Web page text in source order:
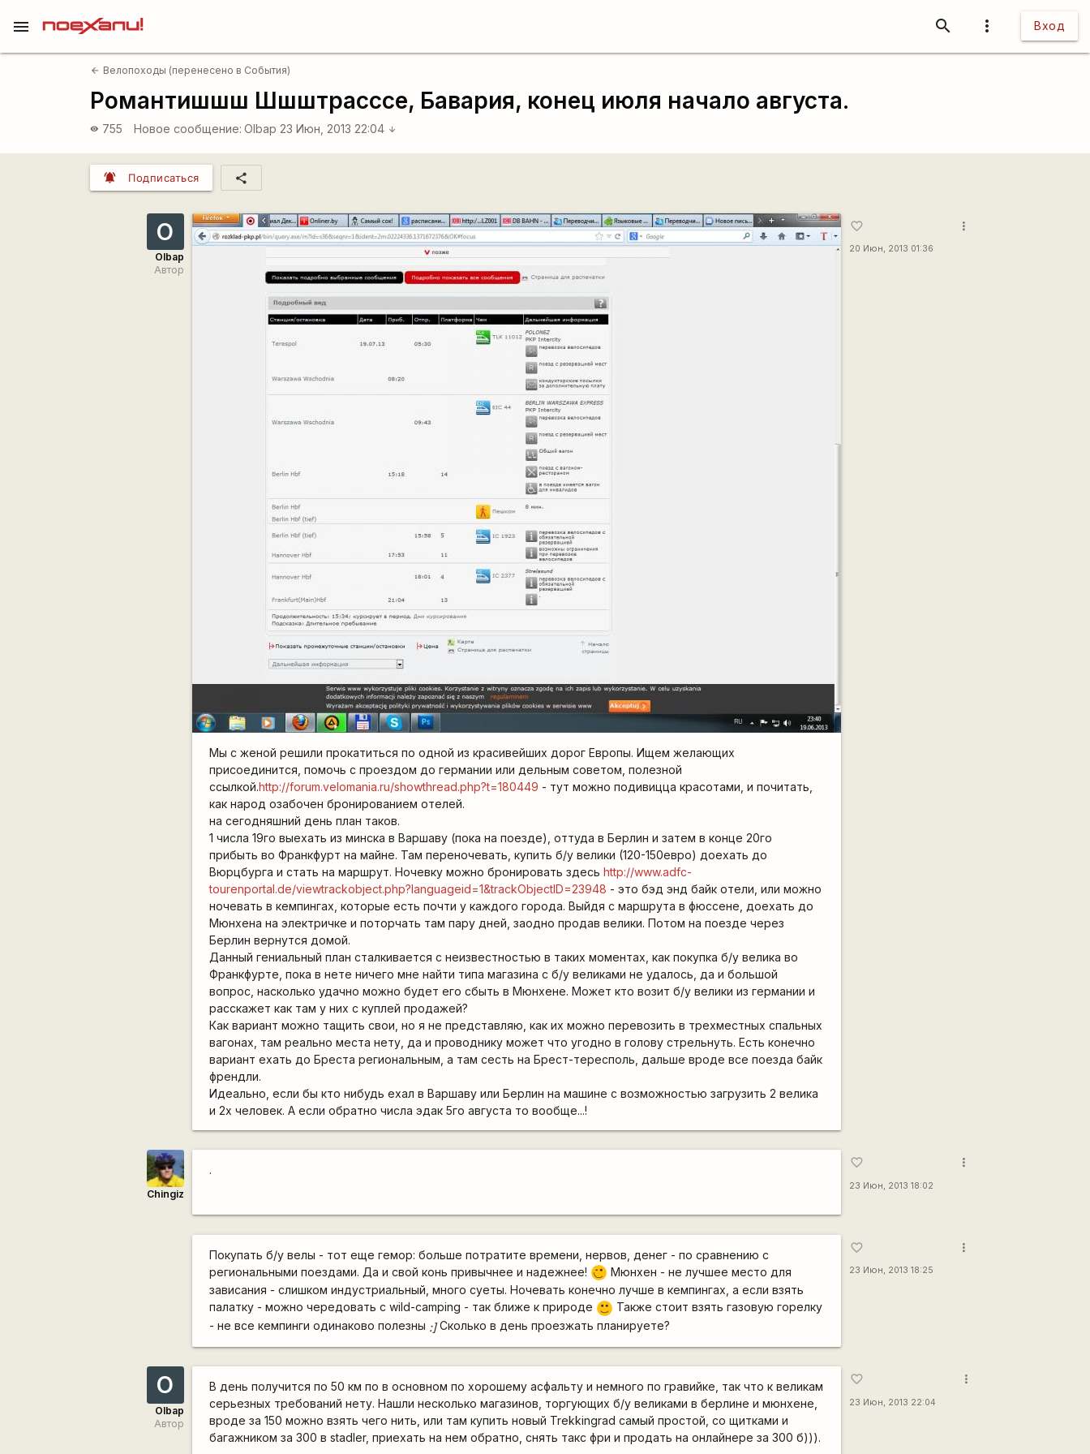
more_vert Вход
search
menu
arrow_back Велопоходы (перенесено в События)
Романтишшш Шшштрасссе, Бавария, конец июля начало августа.
visibility 755 Новое сообщение: Olbap 23 Июн, 2013 22:04 arrow_downward
notifications_active Подписаться share
O
Olbap
Автор
Мы с женой решили прокатиться по одной из красивейших дорог Европы. Ищем желающих
присоединится, помочь с проездом до германии или дельным советом, полезной
ссылкой.http://forum.velomania.ru/showthread.php?t=180449 - тут можно подивицца красотами, и почитать,
как народ озабочен бронированием отелей.
на сегодняшний день план таков.
1 числа 19го выехать из минска в Варшаву (пока на поезде), оттуда в Берлин и затем в конце 20го
прибыть во Франкфурт на майне. Там переночевать, купить б/у велики (120-150евро) доехать до
Вюрцбурга и стать на маршрут. Ночевку можно бронировать здесьhttp://www.adfc-
tourenportal.de/viewtrackobject.php?languageid=1&trackObjectID=23948 - это бэд энд байк отели, или можно
ночевать в кемпингах, которые есть почти у каждого города. Выйдя с маршрута в фюссене, доехать до
Мюнхена на электричке и поторчать там пару дней, заодно продав велики. Потом на поезде через
Берлин вернутся домой.
Данный гениальный план сталкивается с неизвестностью в таких моментах, как покупка б/у велика во
Франкфурте, пока в нете ничего мне найти типа магазина с б/у великами не удалось, да и большой
вопрос, насколько удачно можно будет его сбыть в Мюнхене. Может кто возит б/у велики из германии и
расскажет как там у них с куплей продажей?
Как вариант можно тащить свои, но я не представляю, как их можно перевозить в трехместных спальных
вагонах, там реально места нету, да и проводнику может что угодно в голову стрельнуть. Есть конечно
вариант ехать до Бреста региональным, а там сесть на Брест-тересполь, дальше вроде все поезда байк
френдли.
Идеально, если бы кто нибудь ехал в Варшаву или Берлин на машине с возможностью загрузить 2 велика
и 2х человек. А если обратно числа эдак 5го августа то вообще...!
favorite_border
20 Июн, 2013 01:36
more_vert
Chingiz
.
favorite_border
23 Июн, 2013 18:02
more_vert
Покупать б/у велы - тот еще гемор: больше потратите времени, нервов, денег - по сравнению с
региональными поездами. Да и свой конь привычнее и надежнее!
;) Мюнхен - не лучшее место для
зависания - слишком индустриальный, много суеты. Ночевать конечно лучше в кемпингах, а если взять
палатку - можно чередовать с wild-camping - так ближе к природе
:)
Также стоит взять газовую горелку
- не все кемпинги одинаково полезны :]Сколько в день проезжать планируете?
favorite_border
23 Июн, 2013 18:25
more_vert
O
Olbap
Автор
В день получится по 50 км по в основном по хорошему асфальту и немного по гравийке, так что к великам
серьезных требований нету. Нашли несколько магазинов, торгующих б/у великами в берлине и мюнхене,
вроде за 150 можно взять чего нить, или там купить новый Trekkingrad самый простой, со щитками и
багажником за 300 в stadler, приехать на нем обратно, снять такс фри и продать на онлайнере за 300 б))).
favorite_border
23 Июн, 2013 22:04
more_vert